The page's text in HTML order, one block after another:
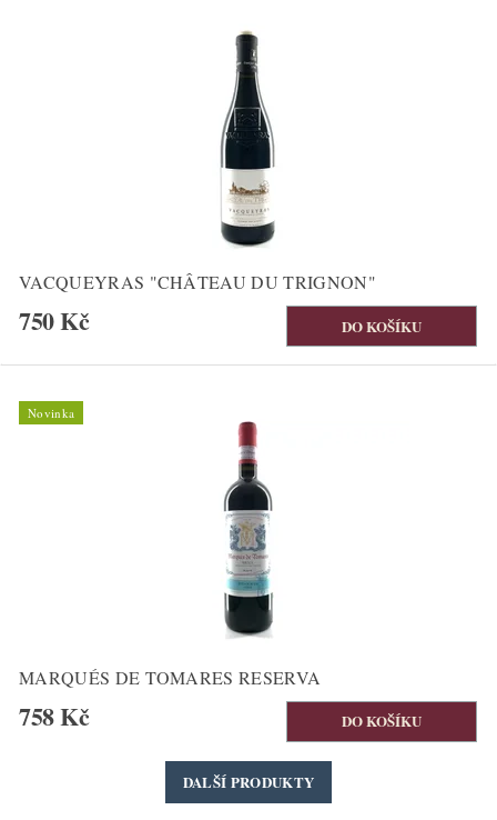
VACQUEYRAS "CHÂTEAU DU TRIGNON"
750 Kč
Novinka
MARQUÉS DE TOMARES RESERVA
758 Kč
DALŠÍ PRODUKTY